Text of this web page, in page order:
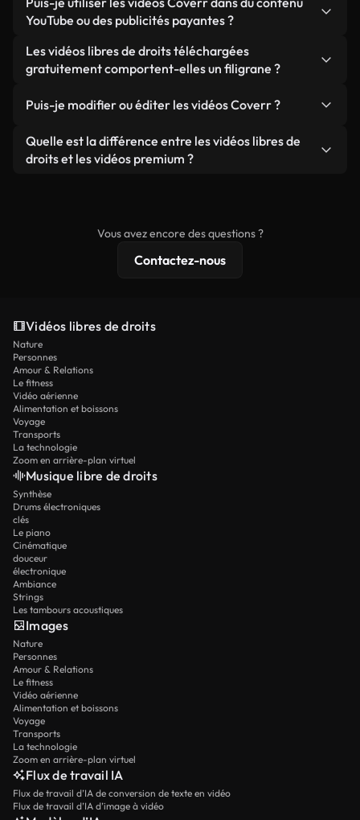
Studio générera en quelques secondes une vidéo
personnalisée conforme à nos normes de licence.
de notre bibliothèque sont libres de droits et
même si cela est toujours apprécié.
YouTube ou des publicités payantes ?
Oui. Toutes les séquences vidéo de Coverr peuvent
être utilisées dans des vidéos YouTube monétisées,
publicités clients, à condition de ne pas revendre
que produit autonome.
Les vidéos libres de droits téléchargées
gratuitement comportent-elles un filigrane ?
soient réelles ou générées par IA, ne comporte de
filigrane. Vous obtenez des images nettes et
prêtes à l'emploi.
Puis-je modifier ou éditer les vidéos Coverr ?
Oui. Vous pouvez librement découper, recadrer ou
remixer nos vidéos. Assurez-vous simplement que
Quelle est la différence entre les vidéos libres de
droits et les vidéos premium ?
résolution 4K et des protections de licence
Vous avez encore des questions ?
Contactez-nous
Vidéos libres de droits
Nature
Personnes
Amour & Relations
Le fitness
Vidéo aérienne
Alimentation et boissons
Voyage
Transports
La technologie
Zoom en arrière-plan virtuel
Musique libre de droits
Synthèse
Drums électroniques
clés
Le piano
Cinématique
douceur
électronique
Ambiance
Strings
Les tambours acoustiques
Images
Nature
Personnes
Amour & Relations
Le fitness
Vidéo aérienne
Alimentation et boissons
Voyage
Transports
La technologie
Zoom en arrière-plan virtuel
Flux de travail IA
Flux de travail d’IA de conversion de texte en vidéo
Flux de travail d’IA d’image à vidéo